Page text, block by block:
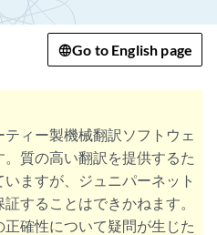
Go to English page
ィー製機械翻訳ソフトウェ
質の高い翻訳を提供するた
ますが、ジュニパーネット
することはできかねます。
確性について疑問が生じた